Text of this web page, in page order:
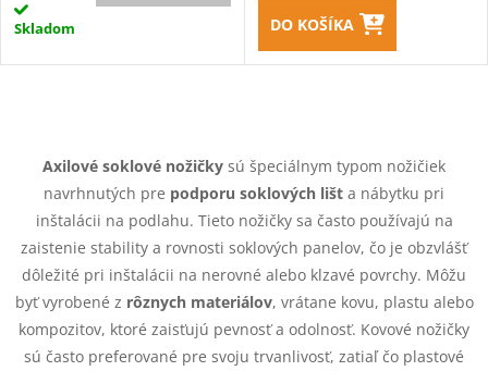
Skladom DO KOŠÍKA
á
d
a
Axilové soklové nožičky sú špeciálnym typom nožičiek
navrhnutých pre podporu soklových lišt a nábytku pri
inštalácii na podlahu. Tieto nožičky sa často používajú na
zaistenie stability a rovnosti soklových panelov, čo je obzvlášť
dôležité pri inštalácii na nerovné alebo klzavé povrchy. Môžu
byť vyrobené z rôznych materiálov, vrátane kovu, plastu alebo
kompozitov, ktoré zaisťujú pevnosť a odolnosť. Kovové nožičky
sú často preferované pre svoju trvanlivosť, zatiaľ čo plastové